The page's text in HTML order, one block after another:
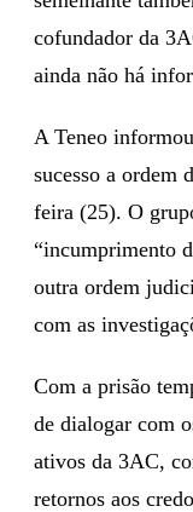
cofundador da
ainda não há
A Teneo
sucesso a ordem
feira (25). O
“incumprimento
outra ordem
com as
Com a prisão
de dialogar com
ativos da 3AC,
retornos aos